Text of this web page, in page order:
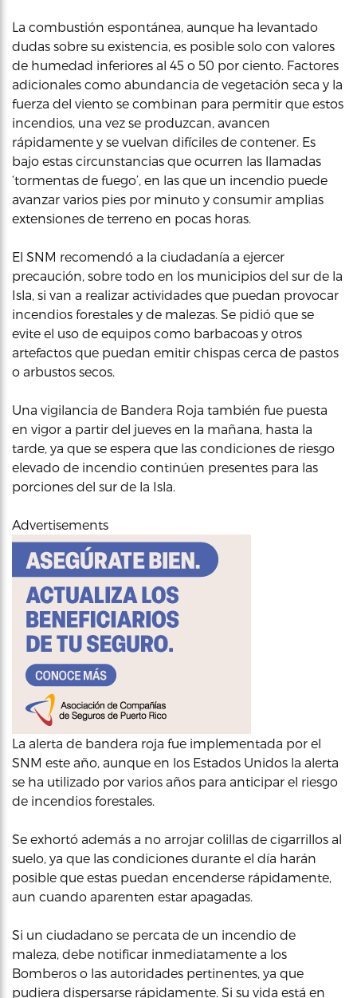
La combustión espontánea, aunque ha levantado
dudas sobre su existencia, es posible solo con valores
de humedad inferiores al 45 o 50 por ciento. Factores
adicionales como abundancia de vegetación seca y la
fuerza del viento se combinan para permitir que estos
incendios, una vez se produzcan, avancen
rápidamente y se vuelvan difíciles de contener. Es
bajo estas circunstancias que ocurren las llamadas
‘tormentas de fuego’, en las que un incendio puede
avanzar varios pies por minuto y consumir amplias
extensiones de terreno en pocas horas.
El SNM recomendó a la ciudadanía a ejercer
precaución, sobre todo en los municipios del sur de la
Isla, si van a realizar actividades que puedan provocar
incendios forestales y de malezas. Se pidió que se
evite el uso de equipos como barbacoas y otros
artefactos que puedan emitir chispas cerca de pastos
o arbustos secos.
Una vigilancia de Bandera Roja también fue puesta
en vigor a partir del jueves en la mañana, hasta la
tarde, ya que se espera que las condiciones de riesgo
elevado de incendio continúen presentes para las
porciones del sur de la Isla.
Advertisements
La alerta de bandera roja fue implementada por el
SNM este año, aunque en los Estados Unidos la alerta
se ha utilizado por varios años para anticipar el riesgo
de incendios forestales.
Se exhortó además a no arrojar colillas de cigarrillos al
suelo, ya que las condiciones durante el día harán
posible que estas puedan encenderse rápidamente,
aun cuando aparenten estar apagadas.
Si un ciudadano se percata de un incendio de
maleza, debe notificar inmediatamente a los
Bomberos o las autoridades pertinentes, ya que
pudiera dispersarse rápidamente. Si su vida está en